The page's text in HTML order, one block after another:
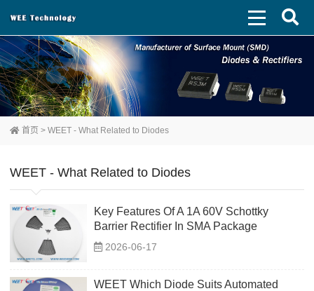
首页 > WEET - What Related to Diodes
WEET - What Related to Diodes
Key Features Of A 1A 60V Schottky
Barrier Rectifier In SMA Package
2026-06-17
WEET Which Diode Suits Automated